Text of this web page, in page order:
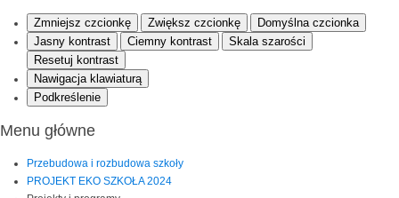
Zmniejsz czcionkę Zwiększ czcionkę
Domyślna czcionka
Jasny kontrast
Ciemny kontrast
Skala szarości
Resetuj kontrast
Nawigacja klawiaturą
Podkreślenie
Menu główne
Przebudowa i rozbudowa szkoły
PROJEKT EKO SZKOŁA 2024